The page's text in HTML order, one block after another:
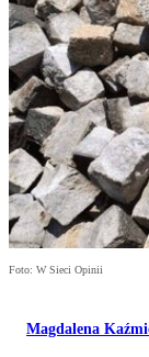
Foto: W Sieci Opinii
Magdalena